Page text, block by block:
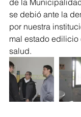
de la
se debió ante la
por nuestra
mal estado
salud.